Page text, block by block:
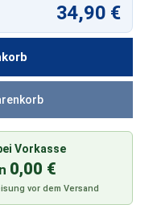
34,90 €
Vorkasse
0,00 €
vor dem Versand